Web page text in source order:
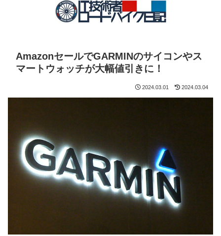
AmazonセールでGARMINのサイコンやス
マートウォッチが大幅値引きに！
2024.03.01 2024.03.04